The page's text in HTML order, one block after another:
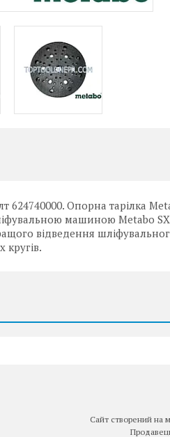
Опорна тарілка
машиною Metabo
відведення
Сайт створений на